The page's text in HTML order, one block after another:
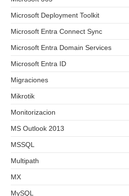
Microsoft Deployment Toolkit
Microsoft Entra Connect Sync
Microsoft Entra Domain Services
Microsoft Entra ID
Migraciones
Mikrotik
Monitorizacion
MS Outlook 2013
MSSQL
Multipath
MX
MySQL